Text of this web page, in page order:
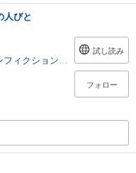
びと
クション・ドキュメンタリー
試し読み
フォロー